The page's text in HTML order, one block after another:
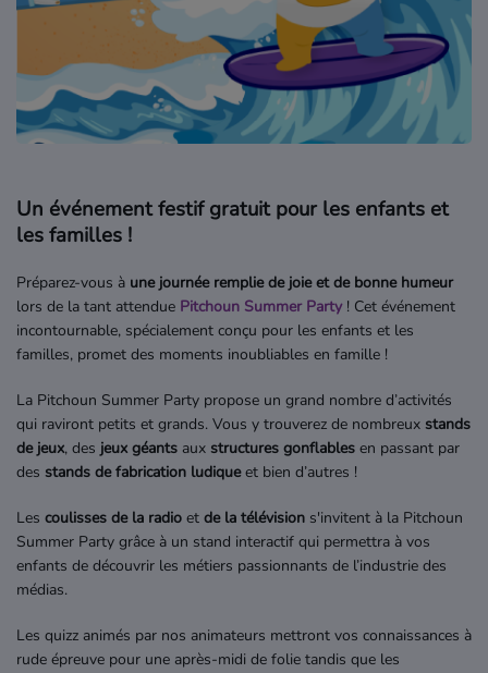
Un événement festif gratuit pour les enfants et
les familles !
Préparez-vous à une journée remplie de joie et de bonne humeur
lors de la tant attendue Pitchoun Summer Party! Cet événement
incontournable, spécialement conçu pour les enfants et les
familles, promet des moments inoubliables en famille !
La Pitchoun Summer Party propose un grand nombre d’activités
qui raviront petits et grands. Vous y trouverez de nombreux stands
de jeux, des jeux géants aux structures gonflables en passant par
des stands de fabrication ludiqueet bien d’autres !
Les coulisses de la radio et de la télévision s'invitent à la Pitchoun
Summer Party grâce à un stand interactif qui permettra à vos
enfants de découvrir les métiers passionnants de l’industrie des
médias.
Les quizz animés par nos animateurs mettront vos connaissances à
rude épreuve pour une après-midi de folie tandis que les